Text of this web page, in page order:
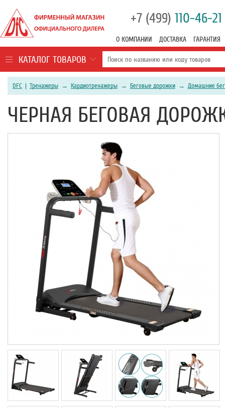
+7 (499) 110-46-21
О КОМПАНИИ ДОСТАВКА ГАРАНТИЯ
КАТАЛОГ ТОВАРОВ
DFC | Тренажеры → Кардиотренажеры → Беговые дорожки → Домашние
ЧЕРНАЯ БЕГОВАЯ